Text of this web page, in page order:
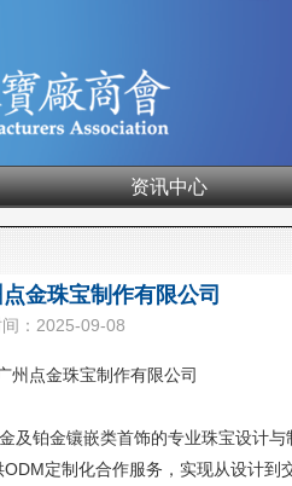
资讯中心
金珠宝制作有限公司
：2025-09-08
点金珠宝制作有限公司
铂金镶嵌类首饰的专业珠宝设计与
定制化合作服务，实现从设计到